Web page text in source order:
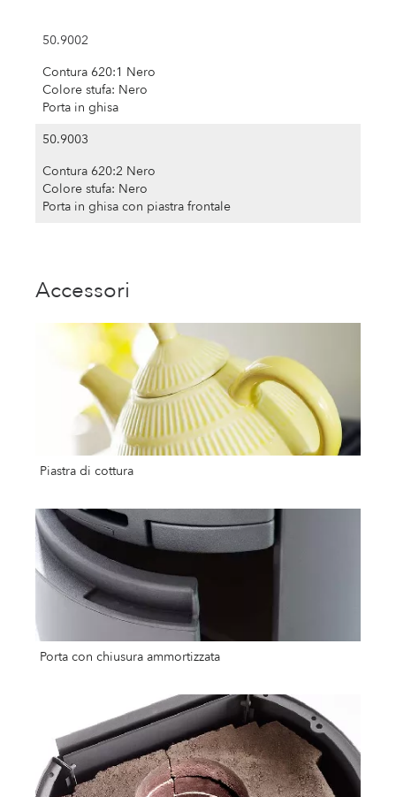
50.9002
Contura 620:1 Nero
Colore stufa: Nero
Porta in ghisa
50.9003
Contura 620:2 Nero
Colore stufa: Nero
Porta in ghisa con piastra frontale
Accessori
Piastra di cottura
Porta con chiusura ammortizzata